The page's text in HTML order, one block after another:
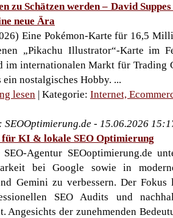
zu Schätzen werden – David
neue Ära
Eine Pokémon-Karte für 16,5
„Pikachu Illustrator“-Karte im
im internationalen Markt für Trading
nostalgisches Hobby. ...
lesen | Kategorie: Internet,
SEOOptimierung.de - 15.06.2026
für KI & lokale SEO Optimierung
Agentur SEOoptimierung.de
bei Google sowie in
Gemini zu verbessern. Der
SEO Audits und
Angesichts der zunehmenden